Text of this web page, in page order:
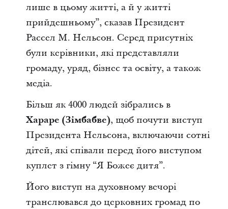
лише в цьому житті, а й у житті
прийдешньому”, сказав Президент
Рассел М. Нельсон. Серед присутніх
були керівники, які представляли
громаду, уряд, бізнес та освіту, а також
медіа.
Більш як 4000 людей зібрались в
Хараре (Зімбабве), щоб почути виступ
Президента Нельсона, включаючи сотні
дітей, які співали перед його виступом
куплет з гімну “Я Божеє дитя”.
Його виступ на духовному вечорі
транслювався до церковних громад по